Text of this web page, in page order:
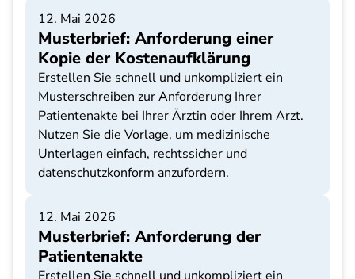
12. Mai 2026
Musterbrief: Anforderung einer
Kopie der Kostenaufklärung
Erstellen Sie schnell und unkompliziert ein
Musterschreiben zur Anforderung Ihrer
Patientenakte bei Ihrer Ärztin oder Ihrem Arzt.
Nutzen Sie die Vorlage, um medizinische
Unterlagen einfach, rechtssicher und
datenschutzkonform anzufordern.
12. Mai 2026
Musterbrief: Anforderung der
Patientenakte